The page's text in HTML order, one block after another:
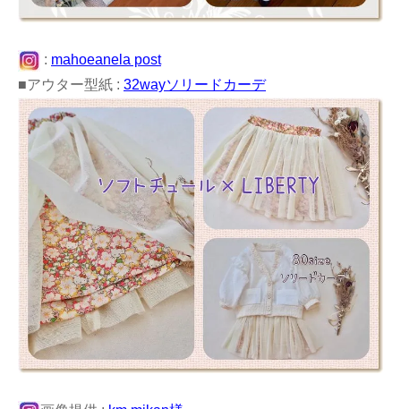
: mahoeanela post
■アウター型紙 : 32wayソリードカーデ